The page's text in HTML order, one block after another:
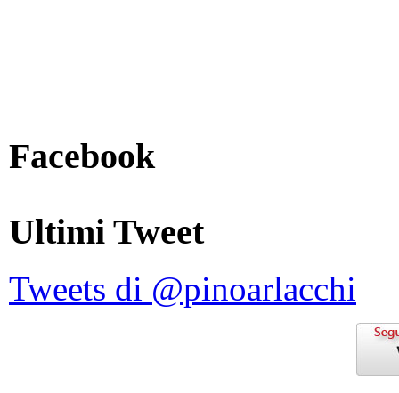
Facebook
Ultimi Tweet
Tweets di @pinoarlacchi